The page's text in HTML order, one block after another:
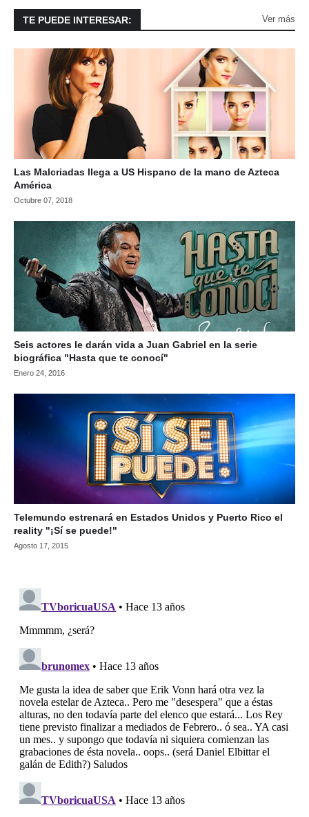
TE PUEDE INTERESAR: Ver más
Las Malcriadas llega a US Hispano de la mano de Azteca
América
Octubre 07, 2018
Seis actores le darán vida a Juan Gabriel en la serie
biográfica "Hasta que te conocí"
Enero 24, 2016
Telemundo estrenará en Estados Unidos y Puerto Rico el
reality "¡Sí se puede!"
Agosto 17, 2015